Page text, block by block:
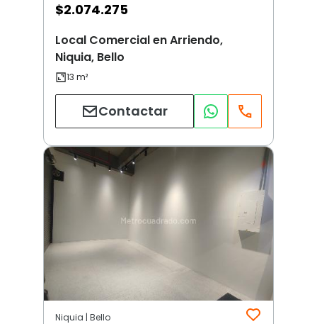
$2.074.275
Local Comercial en Arriendo,
Niquia, Bello
Contactar
Niquia | Bello